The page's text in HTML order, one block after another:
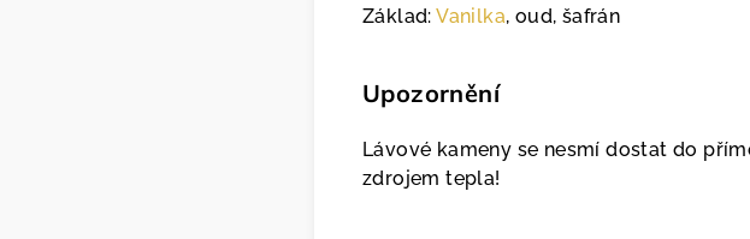
Základ:Vanilka, oud, šafrán
Upozornění
Lávové kameny se nesmí dostat do
zdrojem tepla!